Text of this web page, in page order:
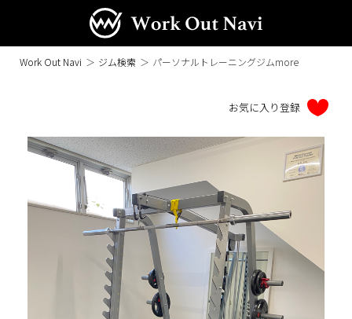
Work Out Navi ＞ ジム検索 ＞ パーソナルトレーニングジムmore